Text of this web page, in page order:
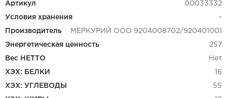
Артикул 00033332
Условия хранения -
Производитель МЕРКУРИЙ ООО 9204008702/920401001
Энергетическая ценность 257
Вес НЕТТО Нет
ХЭХ: БЕЛКИ 16
ХЭХ: УГЛЕВОДЫ 55